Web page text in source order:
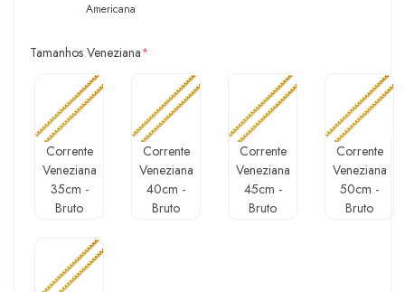
Americana
Tamanhos Veneziana*
Corrente
Veneziana
35cm -
Bruto
Corrente
Veneziana
40cm -
Bruto
Corrente
Veneziana
45cm -
Bruto
Corrente
Veneziana
50cm -
Bruto